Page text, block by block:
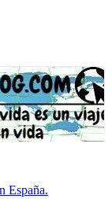
España.